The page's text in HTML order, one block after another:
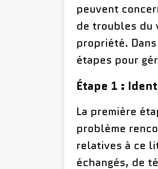
peuvent
de troubles du
propriété.
étapes pour
Étape 1 :
La première
problème
relatives à ce
échangés, de